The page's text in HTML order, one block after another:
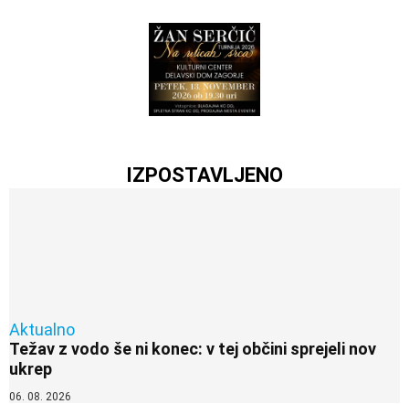
IZPOSTAVLJENO
Aktualno
Težav z vodo še ni konec: v tej občini sprejeli nov
ukrep
06. 08. 2026